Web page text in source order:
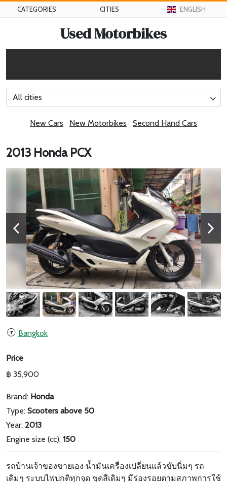
CATEGORIES CITIES ENGLISH
Used Motorbikes
All cities
New Cars New Motorbikes Second Hand Cars
2013 Honda PCX
Bangkok
Price
฿ 35,900
Brand: Honda
Type: Scooters above 50
Year: 2013
Engine size (cc): 150
รถบ้านเจ้าของขายเอง น้ำมันเครื่องเปลี่ยนแล้วขับนิ่มๆ รถ
เดิมๆ ระบบไฟปกติทุกจุด ชุดสีเดิมๆ มีร่องรอยตามสภาพการใช้